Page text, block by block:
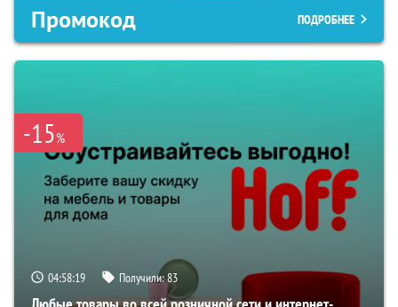
Промокод ПОДРОБНЕЕ
-15%
04:58:18 Получили:83